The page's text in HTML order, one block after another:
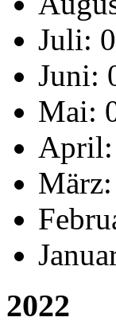
Juli:
Juni:
Mai:
April:
März:
2022